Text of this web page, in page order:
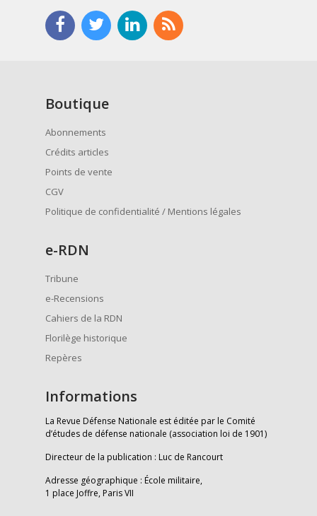
Boutique
Abonnements
Crédits articles
Points de vente
CGV
Politique de confidentialité / Mentions légales
e-RDN
Tribune
e-Recensions
Cahiers de la RDN
Florilège historique
Repères
Informations
La Revue Défense Nationale est éditée par le Comité
d’études de défense nationale (association loi de 1901)
Directeur de la publication : Luc de Rancourt
Adresse géographique : École militaire,
1 place Joffre, Paris VII